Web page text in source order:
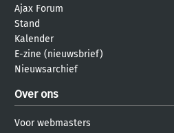
Ajax Forum
Stand
Kalender
E-zine (nieuwsbrief)
Nieuwsarchief
Over ons
Voor webmasters